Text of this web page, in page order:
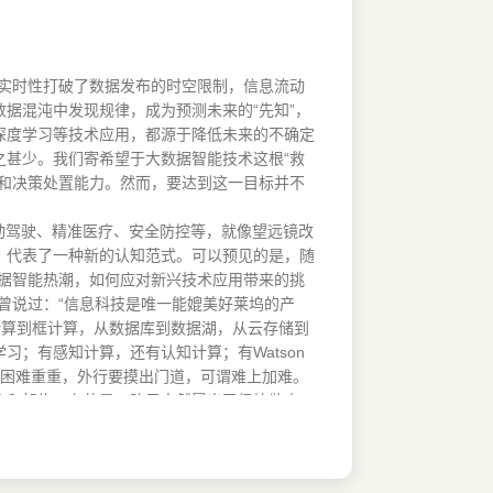
性打破了数据发布的时空限制，信息流动
混沌中发现规律，成为预测未来的“先知”，
学习等技术应用，都源于降低未来的不确定
少。我们寄希望于大数据智能技术这根“救
决策处置能力。然而，要达到这一目标并不
驶、精准医疗、安全防控等，就像望远镜改
表了一种新的认知范式。可以预见的是，随
智能热潮，如何应对新兴技术应用带来的挑
过：“信息科技是唯一能媲美好莱坞的产
到框计算，从数据库到数据湖，从云存储到
；有感知计算，还有认知计算；有Watson
重重，外行要摸出门道，可谓难上加难。
构，有的是一阵风突然冒出又很快散去，